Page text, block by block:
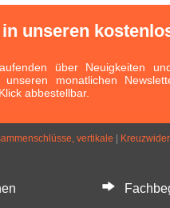
unseren
über Neuigkeiten
unseren monatlichen
abbestellbar.
vertikale